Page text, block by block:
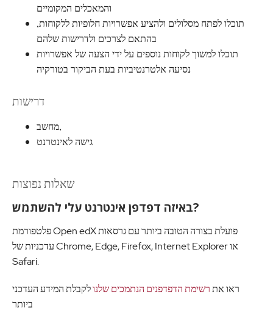
והמאכלים המקומיים
תוכלו לפתח מסלולים ולהציע אפשרויות חלופיות ללקוחות,
בהתאם לצרכים ולדרישות שלהם
תוכלו למשוך לקוחות נוספים על ידי הצעה של אפשרויות
נסיעה אלטרנטיביות בעת הביקור בטורקיה
דרישות
מחשב,
גישה לאינטרנט
שאלות נפוצות
באיזה דפדפן אינטרנט עלי להשתמש?
פלטפורמת Open edX פועלת בצורה הטובה ביותר עם גרסאות
עדכניות של Chrome, Edge, Firefox, Internet Explorer או
Safari.
ראו אתרשימת הדפדפנים הנתמכים שלנולקבלת המידע העדכני
ביותר